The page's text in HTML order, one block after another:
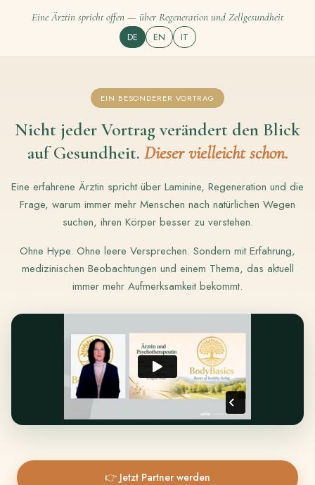
Eine Ärztin spricht offen — über Regeneration und Zellgesundheit
DE EN IT
EIN BESONDERER VORTRAG
Nicht jeder Vortrag verändert den Blick
auf Gesundheit. Dieser vielleicht schon.
Eine erfahrene Ärztin spricht über Laminine, Regeneration und die
Frage, warum immer mehr Menschen nach natürlichen Wegen
suchen, ihren Körper besser zu verstehen.
Ohne Hype. Ohne leere Versprechen. Sondern mit Erfahrung,
medizinischen Beobachtungen und einem Thema, das aktuell
immer mehr Aufmerksamkeit bekommt.
👉 Jetzt Partner werden